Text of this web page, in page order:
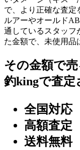
で、より正確な査定
ルアーやオールド
通しているスタッフ
た金額で、未使用品
その金額で売
釣kingで査定
全国対応
高額査定
送料無料